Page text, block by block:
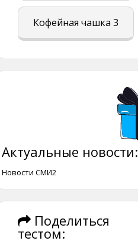
Кофейная чашка 3
Актуальные новости:
Новости СМИ2
Поделиться
тестом: